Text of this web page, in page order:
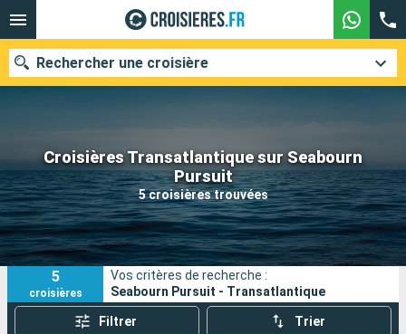
Croisières Transatlantique sur Seabourn
Pursuit
5 croisières trouvées
Rechercher une croisière
Nos destinations
Mois de départ
Ports Compagnies
Rechercher
5
croisières
Vos critères de recherche :
Seabourn Pursuit - Transatlantique
Filtrer Trier